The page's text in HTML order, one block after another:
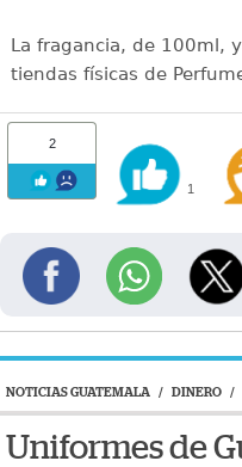
La fragancia, de 100ml,
tiendas físicas de
2
1
NOTICIAS GUATEMALA / DINERO /
Uniformes de